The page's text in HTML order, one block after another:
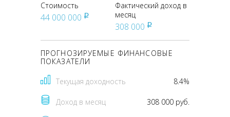
Стоимость
44 000 000 pуб
Фактический доход в
месяц
308 000 pуб
ПРОГНОЗИРУЕМЫЕ ФИНАНСОВЫЕ
ПОКАЗАТЕЛИ
Текущая доходность 8.4%
Доход в месяц 308 000 руб.